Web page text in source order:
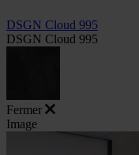
DSGN Cloud 995
DSGN Cloud 995
Fermer
Image